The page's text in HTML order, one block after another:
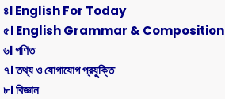
৪। English For Today
৫। English Grammar & Composition
৬। গণিত
৭। তথ্য ও যোগাযোগ প্রযুক্তি
৮। বিজ্ঞান